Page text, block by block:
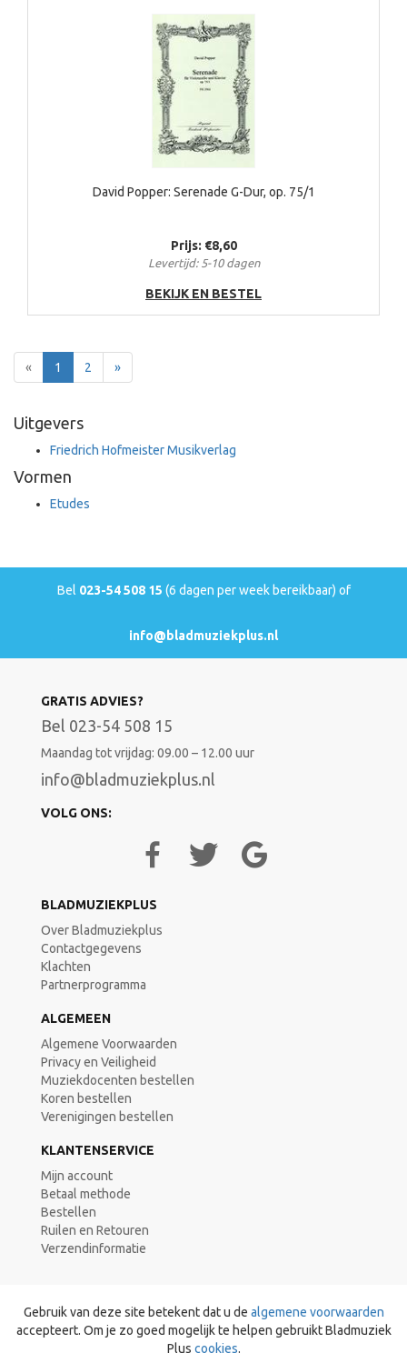
David Popper: Serenade G-Dur, op. 75/1
Prijs: €8,60
Levertijd: 5-10 dagen
BEKIJK EN BESTEL
« Terug1 2 »Voor
Uitgevers
Friedrich Hofmeister Musikverlag
Vormen
Etudes
Bel 023-54 508 15 (6 dagen per week bereikbaar) of
info@bladmuziekplus.nl
GRATIS ADVIES?
Bel 023-54 508 15
Maandag tot vrijdag: 09.00 – 12.00 uur
info@bladmuziekplus.nl
VOLG ONS:
BLADMUZIEKPLUS
Over Bladmuziekplus
Contactgegevens
Klachten
Partnerprogramma
ALGEMEEN
Algemene Voorwaarden
Privacy en Veiligheid
Muziekdocenten bestellen
Koren bestellen
Verenigingen bestellen
KLANTENSERVICE
Mijn account
Betaal methode
Bestellen
Ruilen en Retouren
Verzendinformatie
Gebruik van deze site betekent dat u de algemene voorwaarden
accepteert. Om je zo goed mogelijk te helpen gebruikt Bladmuziek
Plus cookies.